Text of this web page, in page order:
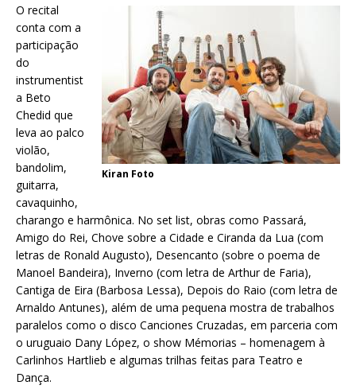
Kiran Foto
O recital
conta com a
participação
do
instrumentist
a Beto
Chedid que
leva ao palco
violão,
bandolim,
guitarra,
cavaquinho,
charango e harmônica. No set list, obras como Passará,
Amigo do Rei, Chove sobre a Cidade e Ciranda da Lua (com
letras de Ronald Augusto), Desencanto (sobre o poema de
Manoel Bandeira), Inverno (com letra de Arthur de Faria),
Cantiga de Eira (Barbosa Lessa), Depois do Raio (com letra de
Arnaldo Antunes), além de uma pequena mostra de trabalhos
paralelos como o disco Canciones Cruzadas, em parceria com
o uruguaio Dany López, o show Mémorias – homenagem à
Carlinhos Hartlieb e algumas trilhas feitas para Teatro e
Dança.